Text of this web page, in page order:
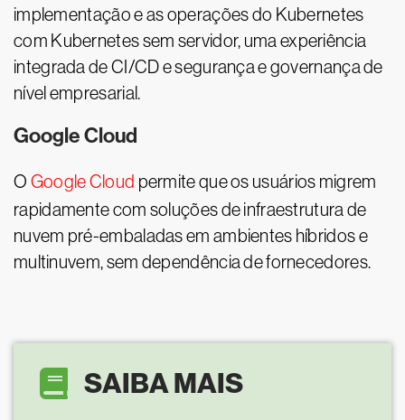
implementação e as operações do Kubernetes
com Kubernetes sem servidor, uma experiência
integrada de CI/CD e segurança e governança de
nível empresarial.
Google Cloud
O Google Cloud permite que os usuários migrem
rapidamente com soluções de infraestrutura de
nuvem pré-embaladas em ambientes híbridos e
multinuvem, sem dependência de fornecedores.
SAIBA MAIS